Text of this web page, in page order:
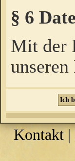
§ 6
Mit der
Kontakt |